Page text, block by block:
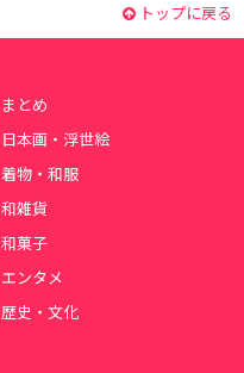
トップに戻る
まとめ
日本画・浮世絵
着物・和服
和雑貨
和菓子
エンタメ
歴史・文化